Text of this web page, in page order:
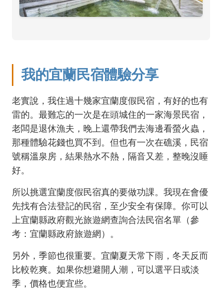
我的宜蘭民宿體驗分享
老實說，我住過十幾家宜蘭度假民宿，有好的也有
雷的。最難忘的一次是在頭城住的一家海景民宿，
老闆是退休漁夫，晚上還帶我們去海邊看螢火蟲，
那種體驗花錢也買不到。但也有一次在礁溪，民宿
號稱溫泉房，結果熱水不熱，隔音又差，整晚沒睡
好。
所以挑選宜蘭度假民宿真的要做功課。我現在會優
先找有合法登記的民宿，至少安全有保障。你可以
上宜蘭縣政府觀光旅遊網查詢合法民宿名單（參
考： 宜蘭縣政府旅遊網 ）。
另外，季節也很重要。宜蘭夏天常下雨，冬天反而
比較乾爽。如果你想避開人潮，可以選平日或淡
季，價格也便宜些。